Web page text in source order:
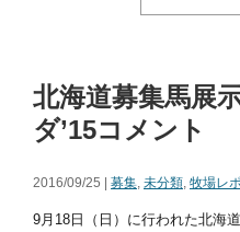
北海道募集馬展
ダ’15コメント
2016/09/25 | 募集, 未分類, 牧場レ
9月18日（日）に行われた北海